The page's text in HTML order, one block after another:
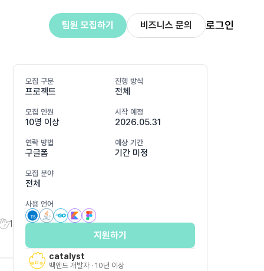
팀원 모집하기 비즈니스 문의 로그인
1
모집 구분
프로젝트
진행 방식
전체
모집 인원
10명 이상
시작 예정
2026.05.31
연락 방법
구글폼
예상 기간
기간 미정
모집 분야
전체
사용 언어
지원하기
catalyst
백엔드 개발자 · 10년 이상